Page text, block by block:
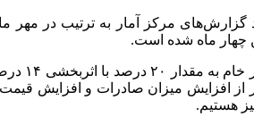
چهار ماه شده است.
از ۲۳۰۰ ریال به ۴۰۰۰ ریال متاثر از افزایش
هستیم.